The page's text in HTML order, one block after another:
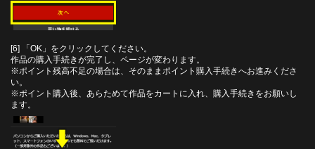
[6] 「OK」をクリックしてください。
作品の購入手続きが完了し、ページが変わります。
※ポイント残高不足の場合は、そのままポイント購入手続きへお進みくださ
い。
※ポイント購入後、あらためて作品をカートに入れ、購入手続きをお願いし
ます。